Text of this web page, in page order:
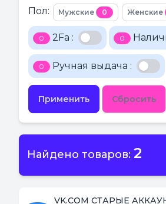
Пол: Мужские 0 Женские
0 2Fa : 0
0 Ручная выдача :
Применить Сбросить
Найдено товаров: 2
VK.COM СТАРЫЕ